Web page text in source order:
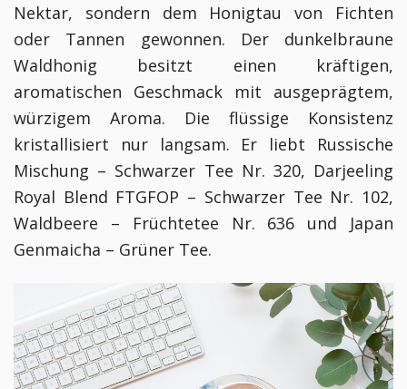
Nektar, sondern dem Honigtau von Fichten
oder Tannen gewonnen. Der dunkelbraune
Waldhonig besitzt einen kräftigen,
aromatischen Geschmack mit ausgeprägtem,
würzigem Aroma. Die flüssige Konsistenz
kristallisiert nur langsam. Er liebt Russische
Mischung – Schwarzer Tee Nr. 320, Darjeeling
Royal Blend FTGFOP – Schwarzer Tee Nr. 102,
Waldbeere – Früchtetee Nr. 636 und Japan
Genmaicha – Grüner Tee.